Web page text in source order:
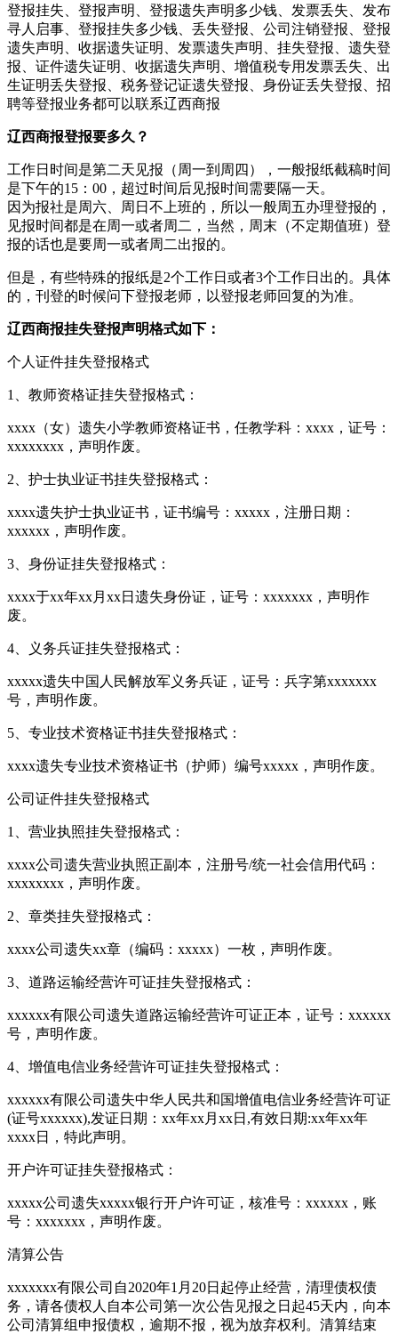
登报挂失、登报声明、登报遗失声明多少钱、发票丢失、发布
寻人启事、登报挂失多少钱、丢失登报、公司注销登报、登报
遗失声明、收据遗失证明、发票遗失声明、挂失登报、遗失登
报、证件遗失证明、收据遗失声明、增值税专用发票丢失、出
生证明丢失登报、税务登记证遗失登报、身份证丢失登报、招
聘等登报业务都可以联系辽西商报
辽西商报登报要多久？
工作日时间是第二天见报（周一到周四），一般报纸截稿时间
是下午的15：00，超过时间后见报时间需要隔一天。
因为报社是周六、周日不上班的，所以一般周五办理登报的，
见报时间都是在周一或者周二，当然，周末（不定期值班）登
报的话也是要周一或者周二出报的。
但是，有些特殊的报纸是2个工作日或者3个工作日出的。具体
的，刊登的时候问下登报老师，以登报老师回复的为准。
辽西商报挂失登报声明格式如下：
个人证件挂失登报格式
1、教师资格证挂失登报格式：
xxxx（女）遗失小学教师资格证书，任教学科：xxxx，证号：
xxxxxxxx，声明作废。
2、护士执业证书挂失登报格式：
xxxx遗失护士执业证书，证书编号：xxxxx，注册日期：
xxxxxx，声明作废。
3、身份证挂失登报格式：
xxxx于xx年xx月xx日遗失身份证，证号：xxxxxxx，声明作
废。
4、义务兵证挂失登报格式：
xxxxx遗失中国人民解放军义务兵证，证号：兵字第xxxxxxx
号，声明作废。
5、专业技术资格证书挂失登报格式：
xxxx遗失专业技术资格证书（护师）编号xxxxx，声明作废。
公司证件挂失登报格式
1、营业执照挂失登报格式：
xxxx公司遗失营业执照正副本，注册号/统一社会信用代码：
xxxxxxxx，声明作废。
2、章类挂失登报格式：
xxxx公司遗失xx章（编码：xxxxx）一枚，声明作废。
3、道路运输经营许可证挂失登报格式：
xxxxxx有限公司遗失道路运输经营许可证正本，证号：xxxxxx
号，声明作废。
4、增值电信业务经营许可证挂失登报格式：
xxxxxx有限公司遗失中华人民共和国增值电信业务经营许可证
(证号xxxxxx),发证日期：xx年xx月xx日,有效日期:xx年xx年
xxxx日，特此声明。
开户许可证挂失登报格式：
xxxxx公司遗失xxxxx银行开户许可证，核准号：xxxxxx，账
号：xxxxxxx，声明作废。
清算公告
xxxxxxx有限公司自2020年1月20日起停止经营，清理债权债
务，请各债权人自本公司第一次公告见报之日起45天内，向本
公司清算组申报债权，逾期不报，视为放弃权利。清算结束